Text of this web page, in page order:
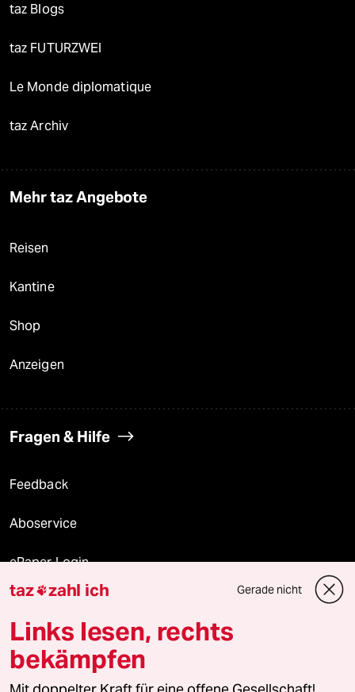
taz Blogs
taz FUTURZWEI
Le Monde diplomatique
taz Archiv
Mehr taz Angebote
Reisen
Kantine
Shop
Anzeigen
Fragen & Hilfe
Feedback
Aboservice
ePaper Login
Downloads für Abonnierende
© 2026 taz Verlags und Vertriebs GmbH
Alle Rechte vorbehalten. Bei rechtlichen Fragen oder für Genehmigungen
taz zahl ich Gerade nicht
Links lesen, rechts
bekämpfen